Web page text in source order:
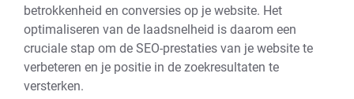
betrokkenheid en conversies op je website. Het
optimaliseren van de laadsnelheid is daarom een
cruciale stap om de SEO-prestaties van je website te
verbeteren en je positie in de zoekresultaten te
versterken.